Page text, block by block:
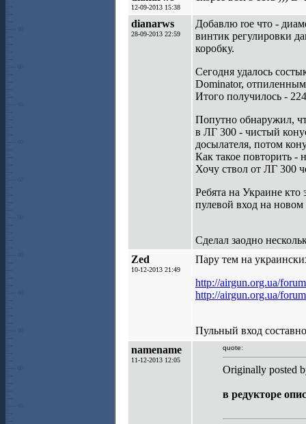
12-09-2013 15:38
dianarws
28-09-2013 22:59
Добавлю rое что -
винтик регулировки
коробку.
Сегодня удалось
Dominator,
Итого получилось -
Попутно обнаружил,
в ЛГ 300 - чистый
досылателя, потом
Как такое повторить -
Хочу ствол от ЛГ 300
Ребята на Украине
пулевой вход на
Сделал заодно
Zed
10-12-2013 21:49
Пару тем на
http://airgun.org.ua/
http://airgun.org.ua/
Пульный вход
namename
11-12-2013 12:05
quote:
Originally posted
в редукторе